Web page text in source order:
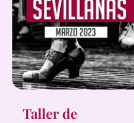
Taller de